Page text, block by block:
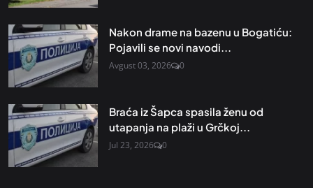
Nakon drame na bazenu u Bogatiću:
Pojavili se novi navodi...
Avgust 03, 2026 0
Braća iz Šapca spasila ženu od
utapanja na plaži u Grčkoj...
Jul 23, 2026 0